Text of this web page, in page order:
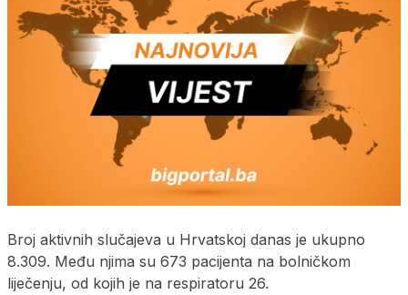
Broj aktivnih slučajeva u Hrvatskoj danas je ukupno
8.309. Među njima su 673 pacijenta na bolničkom
liječenju, od kojih je na respiratoru 26.